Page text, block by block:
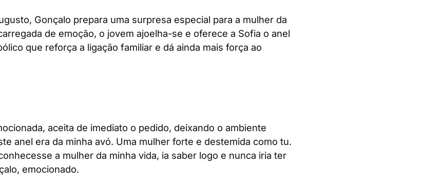
Gonçalo prepara uma surpresa especial para a mulher da
de emoção, o jovem ajoelha-se e oferece a Sofia o anel
que reforça a ligação familiar e dá ainda mais força ao
aceita de imediato o pedido, deixando o ambiente
anel era da minha avó. Uma mulher forte e destemida como tu.
a mulher da minha vida, ia saber logo e nunca iria ter
emocionado.